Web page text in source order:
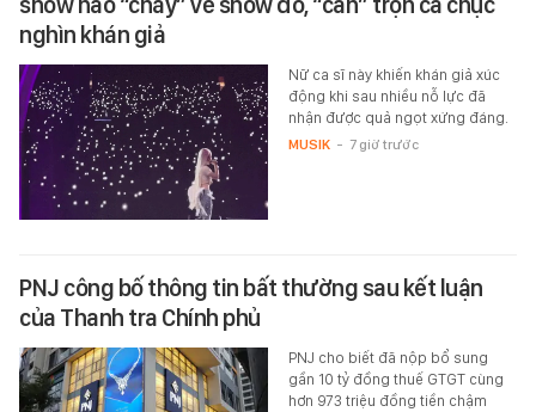
nghìn khán giả
Nữ ca sĩ này khiến khán giả xúc
động khi sau nhiều nỗ lực đã
nhận được quả ngọt xứng đáng.
MUSIK - 7 giờ trước
PNJ công bố thông tin bất thường sau kết luận
của Thanh tra Chính phủ
PNJ cho biết đã nộp bổ sung
gần 10 tỷ đồng thuế GTGT cùng
hơn 973 triệu đồng tiền chậm